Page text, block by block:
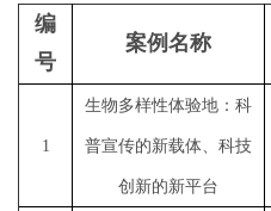
编
号
案例名称
1
生物多样性体验地：科
普宣传的新载体、科技
创新的新平台